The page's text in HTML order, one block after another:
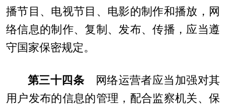
播节目、电视节目、电影的制作和播放，网
络信息的制作、复制、发布、传播，应当遵
守国家保密规定。
第三十四条 网络运营者应当加强对其
用户发布的信息的管理，配合监察机关、保